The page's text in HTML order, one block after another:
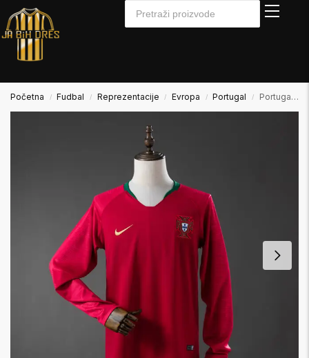
Početna / Fudbal / Reprezentacije / Evropa / Portugal / Portugal 2018 Home Domaći Dugi Rukav